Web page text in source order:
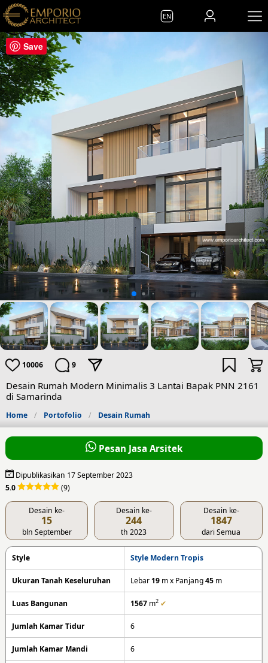
EN
10006 9
Desain Rumah Modern Minimalis 3 Lantai Bapak PNN 2161
di Samarinda
Home Portofolio Desain Rumah
Pesan Jasa Arsitek
Dipublikasikan 17 September 2023
5.0
(9)
Desain ke-
15
bln September
Desain ke-
244
th 2023
Desain ke-
1847
dari Semua
Style Style Modern Tropis
Ukuran Tanah Keseluruhan Lebar 19 m x Panjang45 m
Luas Bangunan 1567 m2 ✔
Jumlah Kamar Tidur 6
Jumlah Kamar Mandi 6
Save